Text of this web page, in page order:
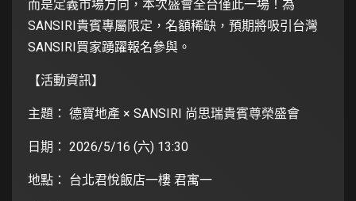
而是定義市場方向，本次盛會全台僅此一場！為
SANSIRI貴賓專屬限定，名額稀缺，預期將吸引台灣
SANSIRI買家踴躍報名參與。
【活動資訊】
主題： 德寶地產 × SANSIRI 尚思瑞貴賓尊榮盛會
日期： 2026/5/16 (六) 13:30
地點： 台北君悅飯店一樓 君寓一